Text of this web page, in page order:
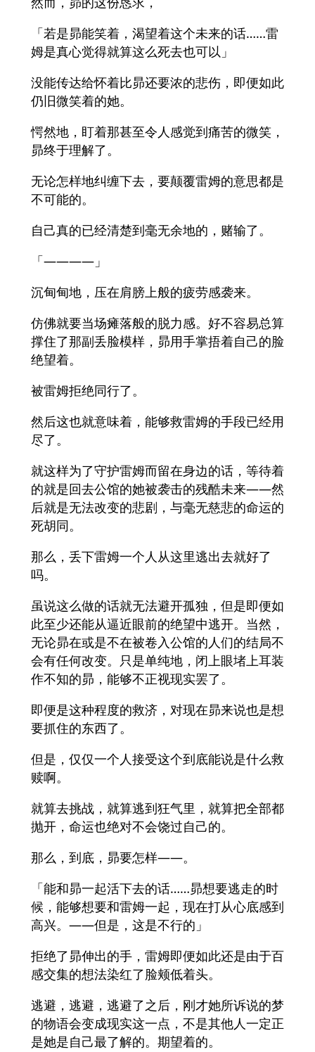
「若是昴能笑着，渴望着这个未来的话……雷
姆是真心觉得就算这么死去也可以」
没能传达给怀着比昴还要浓的悲伤，即便如此
仍旧微笑着的她。
愕然地，盯着那甚至令人感觉到痛苦的微笑，
昴终于理解了。
无论怎样地纠缠下去，要颠覆雷姆的意思都是
不可能的。
自己真的已经清楚到毫无余地的，赌输了。
「————」
沉甸甸地，压在肩膀上般的疲劳感袭来。
仿佛就要当场瘫落般的脱力感。好不容易总算
撑住了那副丢脸模样，昴用手掌捂着自己的脸
绝望着。
被雷姆拒绝同行了。
然后这也就意味着，能够救雷姆的手段已经用
尽了。
就这样为了守护雷姆而留在身边的话，等待着
的就是回去公馆的她被袭击的残酷未来——然
后就是无法改变的悲剧，与毫无慈悲的命运的
死胡同。
那么，丢下雷姆一个人从这里逃出去就好了
吗。
虽说这么做的话就无法避开孤独，但是即便如
此至少还能从逼近眼前的绝望中逃开。当然，
无论昴在或是不在被卷入公馆的人们的结局不
会有任何改变。只是单纯地，闭上眼堵上耳装
作不知的昴，能够不正视现实罢了。
即便是这种程度的救济，对现在昴来说也是想
要抓住的东西了。
但是，仅仅一个人接受这个到底能说是什么救
赎啊。
就算去挑战，就算逃到狂气里，就算把全部都
抛开，命运也绝对不会饶过自己的。
那么，到底，昴要怎样——。
「能和昴一起活下去的话……昴想要逃走的时
候，能够想要和雷姆一起，现在打从心底感到
高兴。——但是，这是不行的」
拒绝了昴伸出的手，雷姆即便如此还是由于百
感交集的想法染红了脸颊低着头。
逃避，逃避，逃避了之后，刚才她所诉说的梦
的物语会变成现实这一点，不是其他人一定正
是她是自己最了解的。期望着的。